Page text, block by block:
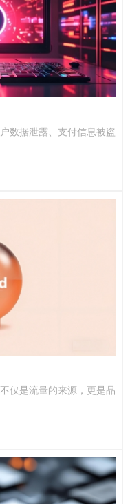
数据泄露、支付信息被盗
仅是流量的来源，更是品